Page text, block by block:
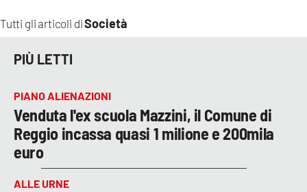
Tutti gli articoli diSocietà
PIÙ LETTI
PIANO ALIENAZIONI
Venduta l'ex scuola Mazzini, il Comune di
Reggio incassa quasi 1 milione e 200mila
euro
ALLE URNE